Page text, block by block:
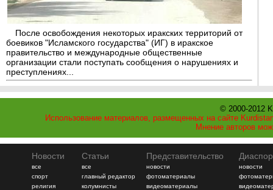
После освобождения некоторых иракских территорий от
боевиков "Исламского государства" (ИГ) в иракское
правительство и международные общественные
организации стали поступать сообщения о нарушениях и
преступлениях...
© 2000-2012
Использование материалов, размещенных на сайте
Мнение авторов
Новости
все
спорт
религия
Статьи
все
главный редактор
колумнисты
Представительство
новости
фотоматериалы
видеоматериалы
новости